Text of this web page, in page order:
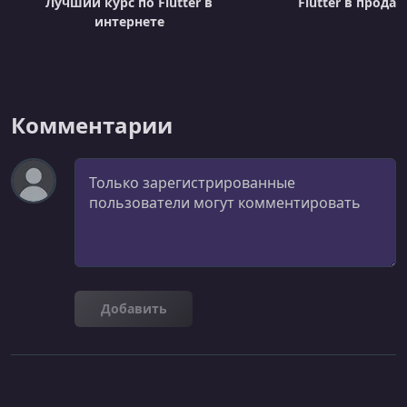
интернете
Комментарии
Комментарий
Добавить